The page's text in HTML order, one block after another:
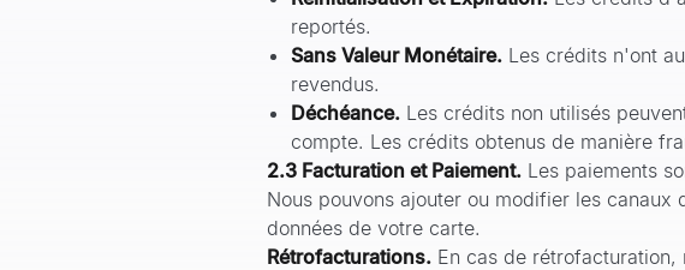
reportés.
Sans Valeur Monétaire. Les crédits n'ont
revendus.
Déchéance. Les crédits non utilisés
compte. Les crédits obtenus de manière
2.3 Facturation et Paiement. Les paiements
Nous pouvons ajouter ou modifier les
données de votre carte.
Rétrofacturations. En cas de